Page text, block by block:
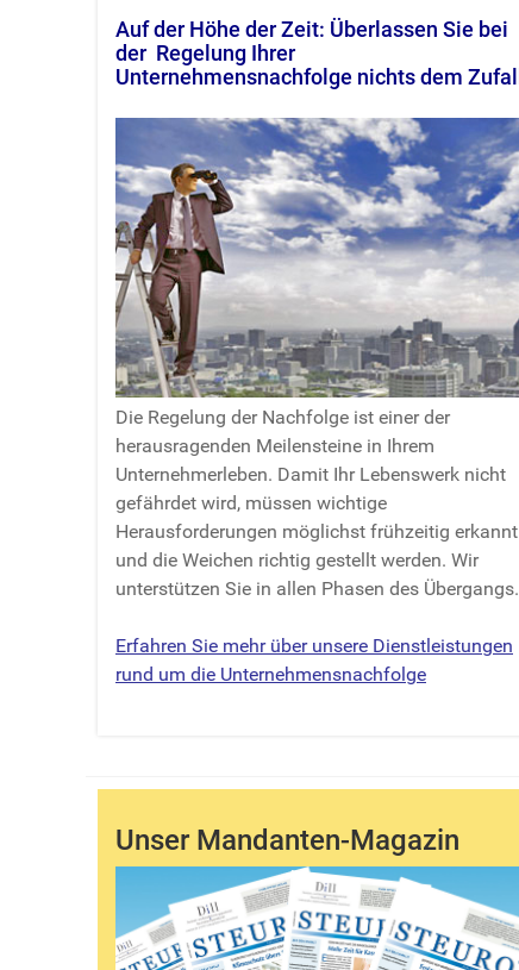
Auf der Höhe der Zeit: Überlassen Sie bei
der Regelung Ihrer
Unternehmensnachfolge nichts dem Zufall
Die Regelung der Nachfolge ist einer der
herausragenden Meilensteine in Ihrem
Unternehmerleben. Damit Ihr Lebenswerk nicht
gefährdet wird, müssen wichtige
Herausforderungen möglichst frühzeitig erkannt
und die Weichen richtig gestellt werden. Wir
unterstützen Sie in allen Phasen des Übergangs.
Erfahren Sie mehr über unsere Dienstleistungen
rund um die Unternehmensnachfolge
Unser Mandanten-Magazin